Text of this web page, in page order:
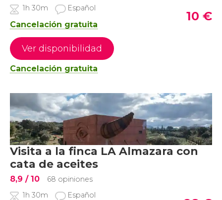
1h 30m
Español
Cancelación gratuita
10 €
Ver disponibilidad
Cancelación gratuita
Visita a la finca LA Almazara con
cata de aceites
8,9 / 10
68 opiniones
1h 30m
Español